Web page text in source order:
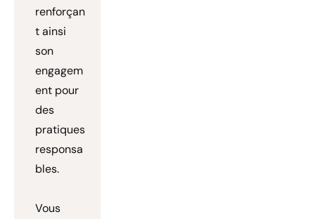
renforçan
t ainsi
son
engagem
ent pour
des
pratiques
responsa
bles.
Vous